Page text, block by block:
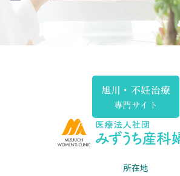
旭川・不妊治療
専門サイト
所在地